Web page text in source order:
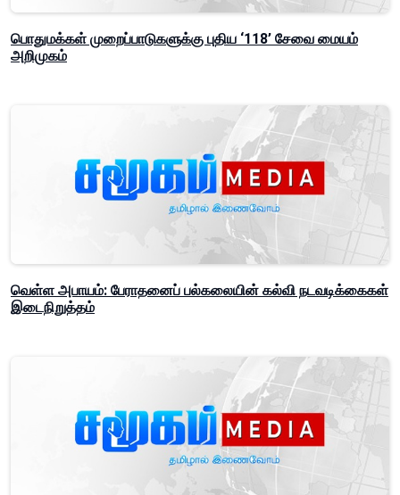
பொதுமக்கள் முறைப்பாடுகளுக்கு புதிய ‘118’ சேவை மையம்
அறிமுகம்
வெள்ள அபாயம்: பேராதனைப் பல்கலையின் கல்வி நடவடிக்கைகள்
இடைநிறுத்தம்